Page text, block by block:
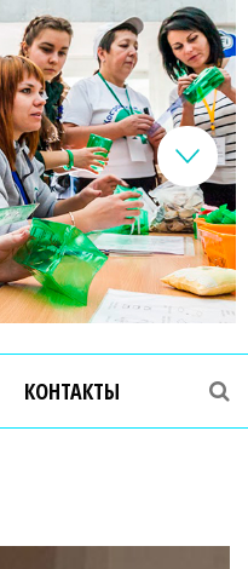
КОНТАКТЫ